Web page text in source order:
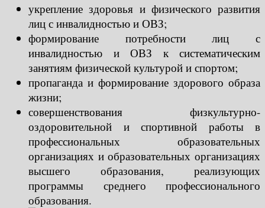
укрепление здоровья и физического развития
лиц с инвалидностью и ОВЗ;
формирование потребности лиц с
инвалидностью и ОВЗ к систематическим
занятиям физической культурой и спортом;
пропаганда и формирование здорового образа
жизни;
совершенствования физкультурно-
оздоровительной и спортивной работы в
профессиональных образовательных
организациях и образовательных организациях
высшего образования, реализующих
программы среднего профессионального
образования.